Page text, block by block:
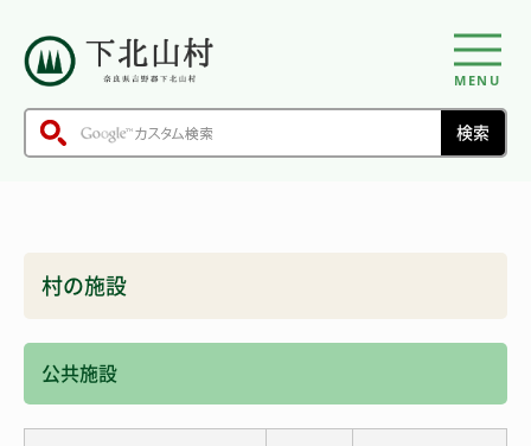
MENU
村の施設
公共施設